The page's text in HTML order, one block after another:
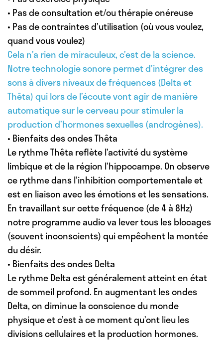
• Pas de consultation et/ou thérapie onéreuse
• Pas de contraintes d’utilisation (où vous voulez,
quand vous voulez)
Cela n’a rien de miraculeux, c’est de la science.
Notre technologie sonore permet d’intégrer des
sons à divers niveaux de fréquences (Delta et
Thêta) qui lors de l’écoute vont agir de manière
automatique sur le cerveau pour stimuler la
production d’hormones sexuelles (androgènes).
• Bienfaits des ondes Thêta
Le rythme Thêta reflète l’activité du système
limbique et de la région l’hippocampe. On observe
ce rythme dans l’inhibition comportementale et
est en liaison avec les émotions et les sensations.
En travaillant sur cette fréquence (de 4 à 8Hz)
notre programme audio va lever tous les blocages
(souvent inconscients) qui empêchent la montée
du désir.
• Bienfaits des ondes Delta
Le rythme Delta est généralement atteint en état
de sommeil profond. En augmentant les ondes
Delta, on diminue la conscience du monde
physique et c’est à ce moment qu’ont lieu les
divisions cellulaires et la production hormones.